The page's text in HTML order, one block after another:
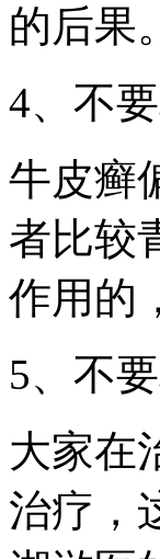
的后果。
4、不
牛皮癣
者比较
作用的
5、不
大家在
治疗，